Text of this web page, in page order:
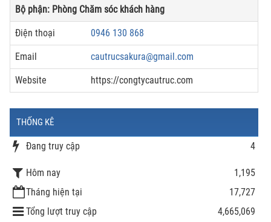
Bộ phận: Phòng Chăm sóc khách hàng
Điện thoại 0946 130 868
Email cautrucsakura@gmail.com
Website https://congtycautruc.com
THỐNG KÊ
Đang truy cập 4
Hôm nay
1,195
Tháng hiện tại
17,727
Tổng lượt truy cập
4,665,069